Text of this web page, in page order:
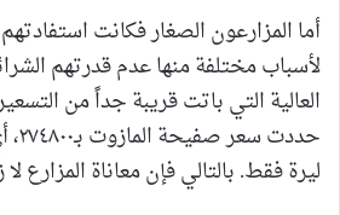
أما المزارعون الصغار فكانت
لأسباب مختلفة منها عدم قدرتهم
العالية التي باتت قريبة جداً من
ليرة فقط. بالتالي فإن معاناة المزارع